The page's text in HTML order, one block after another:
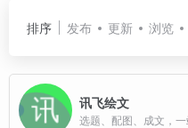
排序 发布 更新 浏览
讯飞绘文
选题、配图、成文，